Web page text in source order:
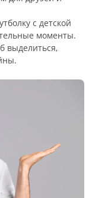
с детской
моменты.
выделиться,